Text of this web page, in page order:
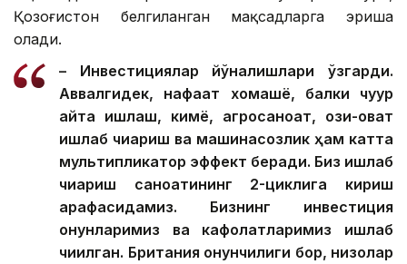
Қозоғистон белгиланган мақсадларга эриша
олади.
– Инвестициялар йўналишлари ўзгарди.
Аввалгидек, нафақат хомашё, балки чуқур
қайта ишлаш, кимё, агросаноат, озиқ-овқат
ишлаб чиқариш ва машинасозлик ҳам катта
мультипликатор эффект беради. Биз ишлаб
чиқариш саноатининг 2-циклига кириш
арафасидамиз. Бизнинг инвестиция
қонунларимиз ва кафолатларимиз ишлаб
чиқилган. Британия қонунчилиги бор, низолар